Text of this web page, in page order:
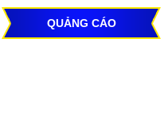
QUẢNG CÁO